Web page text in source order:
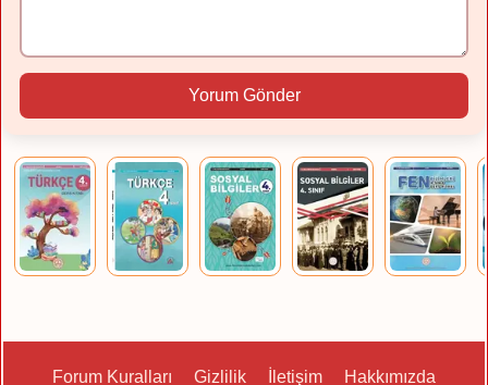
Yorum Gönder
Forum Kuralları Gizlilik İletişim Hakkımızda